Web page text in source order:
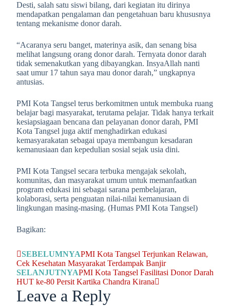
Desti, salah satu siswi bilang, dari kegiatan itu dirinya
mendapatkan pengalaman dan pengetahuan baru khususnya
tentang mekanisme donor darah.
“Acaranya seru banget, materinya asik, dan senang bisa
melihat langsung orang donor darah. Ternyata donor darah
tidak semenakutkan yang dibayangkan. InsyaAllah nanti
saat umur 17 tahun saya mau donor darah,” ungkapnya
antusias.
PMI Kota Tangsel terus berkomitmen untuk membuka ruang
belajar bagi masyarakat, terutama pelajar. Tidak hanya terkait
kesiapsiagaan bencana dan pelayanan donor darah, PMI
Kota Tangsel juga aktif menghadirkan edukasi
kemasyarakatan sebagai upaya membangun kesadaran
kemanusiaan dan kepedulian sosial sejak usia dini.
PMI Kota Tangsel secara terbuka mengajak sekolah,
komunitas, dan masyarakat umum untuk memanfaatkan
program edukasi ini sebagai sarana pembelajaran,
kolaborasi, serta penguatan nilai-nilai kemanusiaan di
lingkungan masing-masing. (Humas PMI Kota Tangsel)
Bagikan:
SEBELUMNYAPMI Kota Tangsel Terjunkan Relawan,
Cek Kesehatan Masyarakat Terdampak Banjir
SELANJUTNYAPMI Kota Tangsel Fasilitasi Donor Darah
HUT ke-80 Persit Kartika Chandra Kirana
Leave a Reply